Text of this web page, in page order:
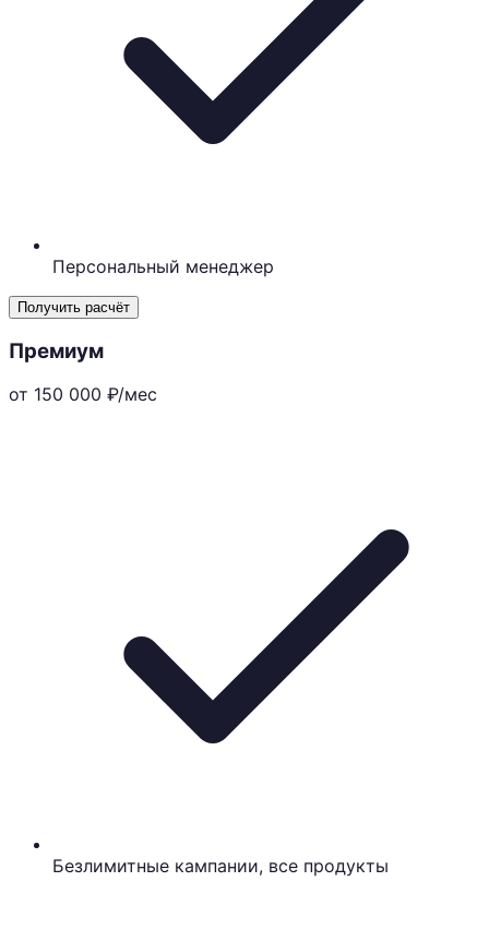
Персональный менеджер
Получить расчёт
Премиум
от 150 000 ₽/мес
Безлимитные кампании, все продукты